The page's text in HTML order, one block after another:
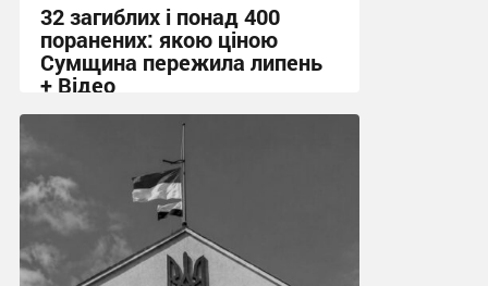
32 загиблих і понад 400
поранених: якою ціною
Сумщина пережила липень
+ Відео